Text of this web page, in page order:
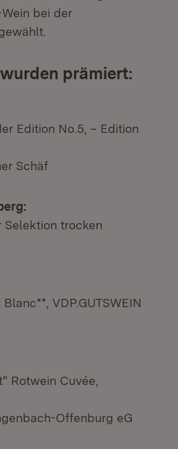
bei der
prämiert:
Edition No.5, – Edition
Schäf
Selektion trocken
VDP.GUTSWEIN
Rotwein Cuvée,
Offenburg eG